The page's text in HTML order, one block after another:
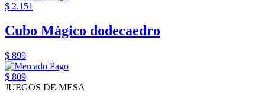
$ 2.151
Cubo Mágico dodecaedro
$ 899
$ 809
JUEGOS DE MESA